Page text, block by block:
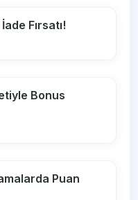
Fırsatı!
Bonus
Puan